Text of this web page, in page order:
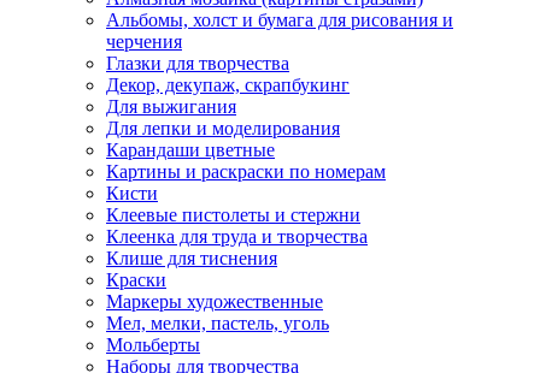
Альбомы, холст и бумага для рисования и
черчения
Глазки для творчества
Декор, декупаж, скрапбукинг
Для выжигания
Для лепки и моделирования
Карандаши цветные
Картины и раскраски по номерам
Кисти
Клеевые пистолеты и стержни
Клеенка для труда и творчества
Клише для тиснения
Краски
Маркеры художественные
Мел, мелки, пастель, уголь
Мольберты
Наборы для творчества